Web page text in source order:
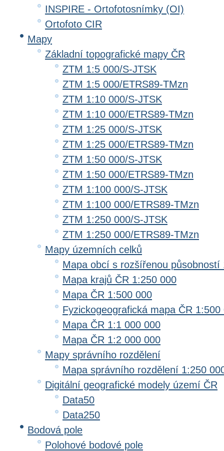
INSPIRE - Ortofotosnímky (OI)
Ortofoto CIR
Mapy
Základní topografické mapy ČR
ZTM 1:5 000/S-JTSK
ZTM 1:5 000/ETRS89-TMzn
ZTM 1:10 000/S-JTSK
ZTM 1:10 000/ETRS89-TMzn
ZTM 1:25 000/S-JTSK
ZTM 1:25 000/ETRS89-TMzn
ZTM 1:50 000/S-JTSK
ZTM 1:50 000/ETRS89-TMzn
ZTM 1:100 000/S-JTSK
ZTM 1:100 000/ETRS89-TMzn
ZTM 1:250 000/S-JTSK
ZTM 1:250 000/ETRS89-TMzn
Mapy územních celků
Mapa obcí s rozšířenou působností
Mapa krajů ČR 1:250 000
Mapa ČR 1:500 000
Fyzickogeografická mapa ČR 1:500
Mapa ČR 1:1 000 000
Mapa ČR 1:2 000 000
Mapy správního rozdělení
Mapa správního rozdělení 1:250
Digitální geografické modely území ČR
Data50
Data250
Bodová pole
Polohové bodové pole